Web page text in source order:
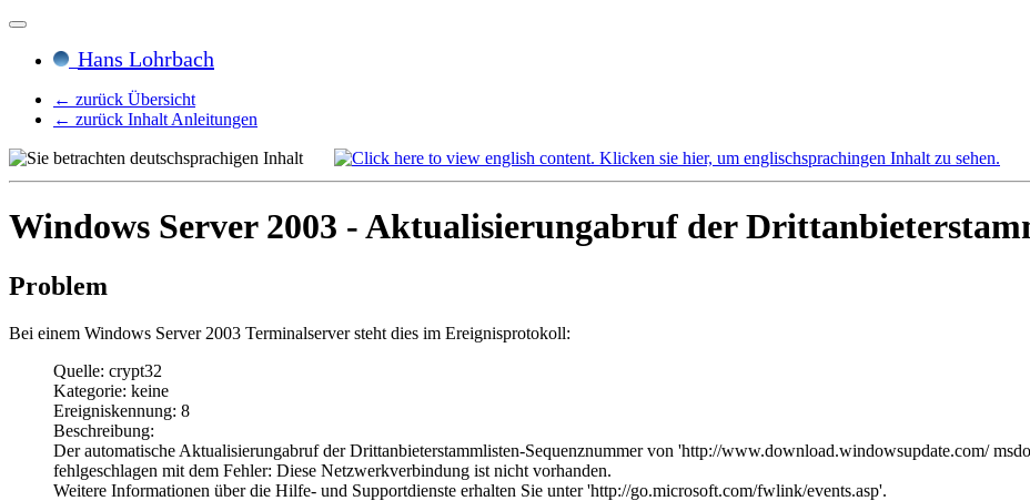
Hans Lohrbach
← zurück Übersicht
← zurück Inhalt Anleitungen
Windows Server 2003 - Aktualisierungabruf der
Problem
Bei einem Windows Server 2003 Terminalserver steht dies im Ereignisprotokoll:
Quelle: crypt32
Kategorie: keine
Ereigniskennung: 8
Beschreibung:
Der automatische Aktualisierungabruf der Drittanbieterstammlisten-Sequenznummer von 'http://www.download.windowsupdate.com/
fehlgeschlagen mit dem Fehler: Diese Netzwerkverbindung ist nicht vorhanden.
Weitere Informationen über die Hilfe- und Supportdienste erhalten Sie unter 'http://go.microsoft.com/fwlink/events.asp'.